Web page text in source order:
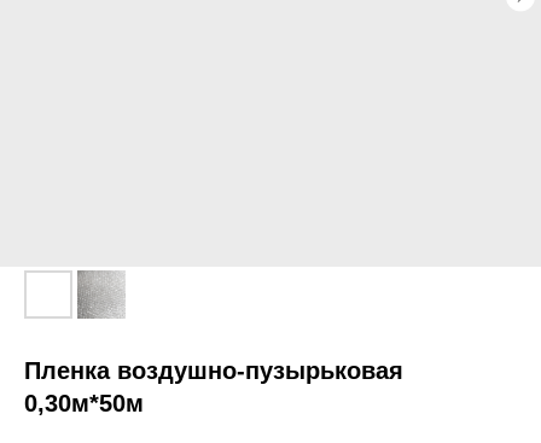
Пленка воздушно-пузырьковая
0,30м*50м